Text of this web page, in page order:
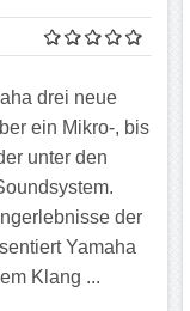
drei neue
ein Mikro-, bis
unter den
der
Yamaha
Klang ...